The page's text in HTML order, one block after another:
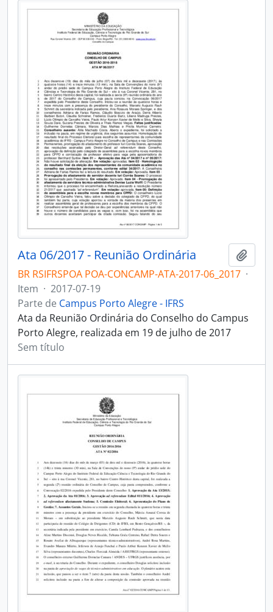
Ata 06/2017 - Reunião Ordinária
BR RSIFRSPOA POA-CONCAMP-ATA-2017-06_2017 ·
Item · 2017-07-19
Parte de Campus Porto Alegre - IFRS
Ata da Reunião Ordinária do Conselho do Campus
Porto Alegre, realizada em 19 de julho de 2017
Sem título